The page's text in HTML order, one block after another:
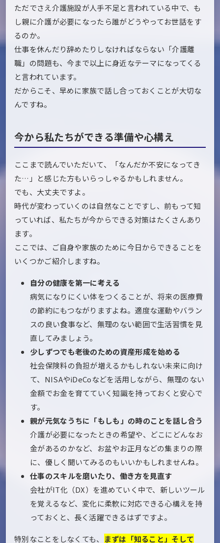
ただでさえ介護施設が人手不足と言われている中で、も
し親に介護が必要になったら誰がどうやってお世話をす
るのか。
仕事を休んだり辞めたりしなければならない「介護離
職」の問題も、今まで以上に身近なテーマになってくる
と言われています。
だからこそ、早めに家族で話し合っておくことが大切な
んですね。
今から私たちができる準備や心構え
ここまで読んでいただいて、「なんだか不安になってき
た…」と感じた方もいらっしゃるかもしれません。
でも、大丈夫ですよ。
時代が変わっていくのは自然なことですし、前もって知
っていれば、私たちが今からできる対策はたくさんあり
ます。
ここでは、ご自身や家族のために今日からできることを
いくつかご紹介しますね。
自分の健康を第一に考える
病気になりにくい体をつくることが、将来の医療費
の節約にもつながりますよね。適度な運動やバラン
スの良い食事など、無理のない範囲で生活習慣を見
直してみましょう。
少しずつでも老後のための資産形成を始める
社会保険料の負担が増えるかもしれない未来に向け
て、NISAやiDeCoなどを活用しながら、無理のない
金額でお金を育てていく知識を持っておくと安心で
す。
親が元気なうちに「もしも」の時のことを話し合う
介護が必要になったときの希望や、どこにどんなお
金があるのかなど、お盆やお正月などの集まりの際
に、優しく聞いてみるのもいいかもしれませんね。
仕事のスキルを磨いたり、働き方を見直す
会社がIT化（DX）を進めていく中で、新しいツール
を覚えるなど、変化に柔軟に対応できる心構えを持
っておくと、長く活躍できるはずですよ。
特別なことをしなくても、
まずは「知ること」そして